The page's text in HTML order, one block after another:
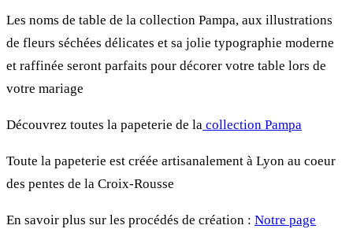
Les noms de table de la collection Pampa, aux illustrations
de fleurs séchées délicates et sa jolie typographie moderne
et raffinée seront parfaits pour décorer votre table lors de
votre mariage
Découvrez toutes la papeterie de la collection Pampa
Toute la papeterie est créée artisanalement à Lyon au coeur
des pentes de la Croix-Rousse
En savoir plus sur les procédés de création : Notre page